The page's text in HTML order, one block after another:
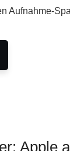
Aufnahme-
Apple